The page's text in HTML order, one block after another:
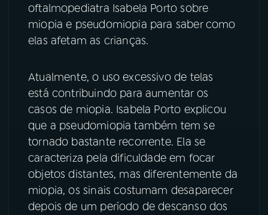
08FESTIVAL DE MÚSICA
YouTube Facebook
Instagram X
TikTok
oftalmopediatra Isabela Porto sobre
miopia e pseudomiopia para saber como
elas afetam as crianças.
Atualmente, o uso excessivo de telas
está contribuindo para aumentar os
casos de miopia. Isabela Porto explicou
que a pseudomiopia também tem se
tornado bastante recorrente. Ela se
caracteriza pela dificuldade em focar
objetos distantes, mas diferentemente da
miopia, os sinais costumam desaparecer
depois de um período de descanso dos